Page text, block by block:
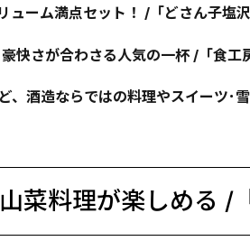
ーム満点セット！ /「どさん子塩沢
さが合わさる人気の一杯 /「食工
酒造ならではの料理やスイーツ･
料理が楽しめる /